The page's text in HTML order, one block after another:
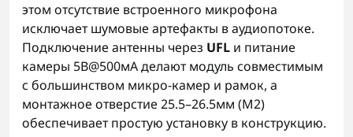
этом отсутствие встроенного микрофона
исключает шумовые артефакты в аудиопотоке.
Подключение антенны через UFL и питание
камеры 5В@500мА делают модуль совместимым
с большинством микро-камер и рамок, а
монтажное отверстие 25.5–26.5мм (M2)
обеспечивает простую установку в конструкцию.